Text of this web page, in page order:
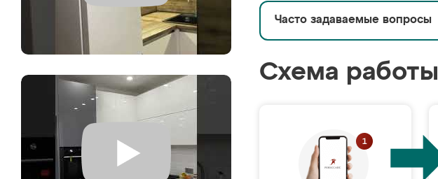
Часто задаваемые вопросы
Схема работы